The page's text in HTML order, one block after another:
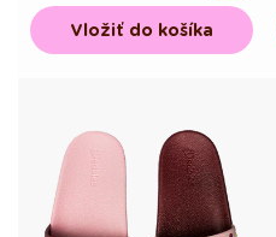
Vložiť do košíka